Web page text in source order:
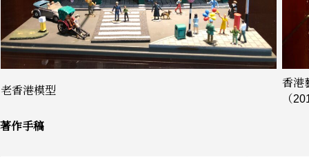
老香港模型
香港
（
著作手稿